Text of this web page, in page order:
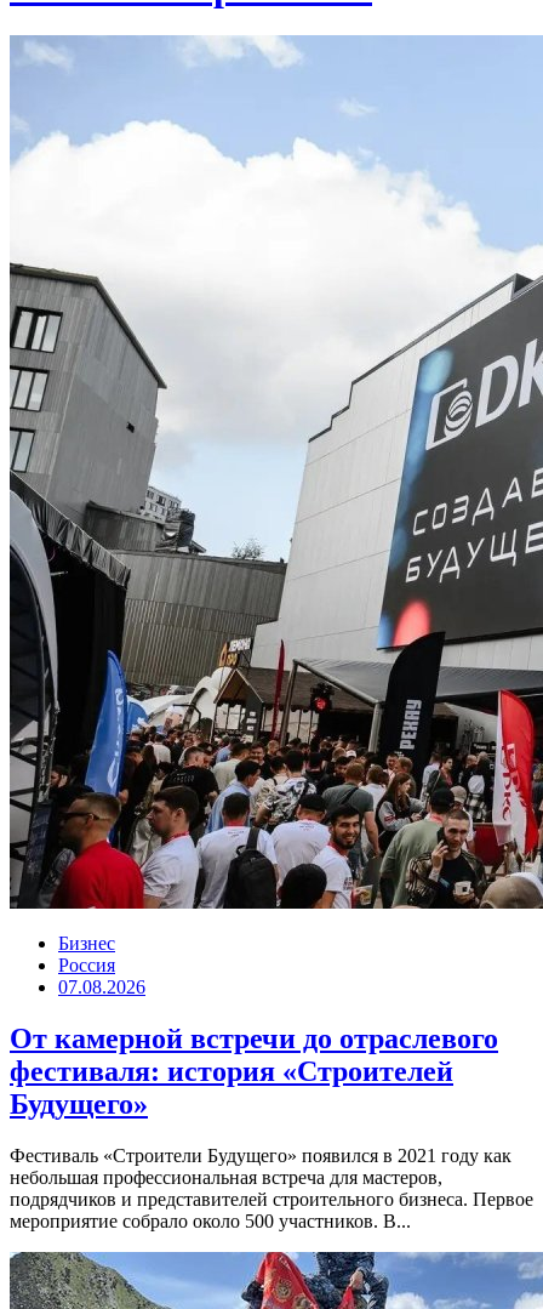
Бизнес
Россия
07.08.2026
От камерной встречи до отраслевого
фестиваля: история «Строителей
Будущего»
Фестиваль «Строители Будущего» появился в 2021 году как
небольшая профессиональная встреча для мастеров,
подрядчиков и представителей строительного бизнеса. Первое
мероприятие собрало около 500 участников. В...